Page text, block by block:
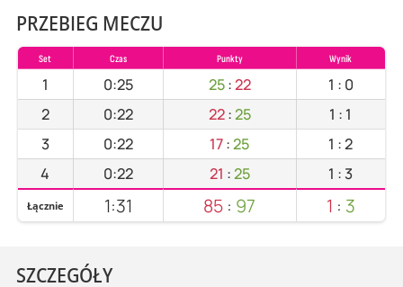
PRZEBIEG MECZU
Set Czas Punkty Wynik
1 0:25 25:22 1 : 0
2
0:22 22:25 1 : 1
3
0:22 17:25 1 :2
4
0:22 21 :25 1 :3
Łącznie 1:31 85 : 97 1 : 3
SZCZEGÓŁY